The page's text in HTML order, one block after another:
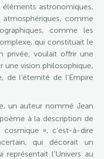
éléments astronomiques,
comme
comme les
qui constituait le
privée, voulait offrir une
une vision philosophique,
de l’éternité de l’Empire
un auteur nommé Jean
à la description de
», c’est-à-dire
qui décorait un
l’Univers au